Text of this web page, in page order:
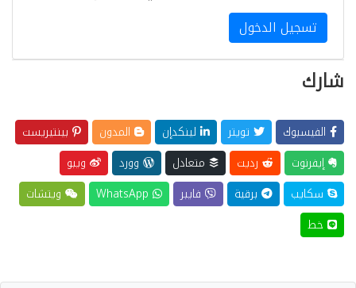
تسجيل الدخول
شارك
الفيسبوك تويتر لينكدإن المدون
بينتيريست
إيفرنوت
رديت متعادل وورد
ويبو
سكايب
برقية فايبر
ويتشات
خط